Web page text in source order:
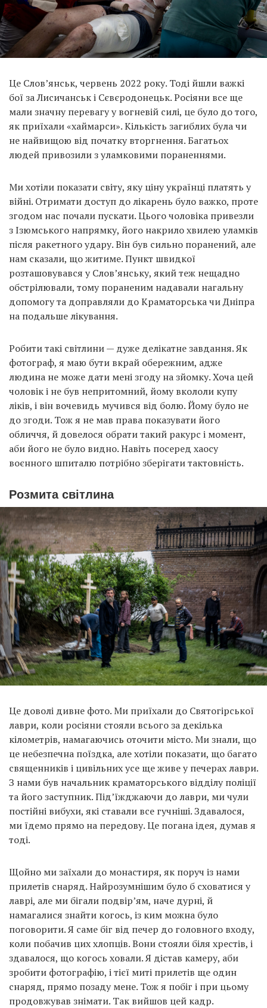
Це Слов’янськ, червень 2022 року. Тоді йшли важкі
бої за Лисичанськ і Сєвєродонецьк. Росіяни все ще
мали значну перевагу у вогневій силі, це було до того,
як приїхали «хаймарси». Кількість загиблих була чи
не найвищою від початку вторгнення. Багатьох
людей привозили з уламковими пораненнями.
Ми хотіли показати світу, яку ціну українці платять у
війні. Отримати доступ до лікарень було важко, проте
згодом нас почали пускати. Цього чоловіка привезли
з Ізюмського напрямку, його накрило хвилею уламків
після ракетного удару. Він був сильно поранений, але
нам сказали, що житиме. Пункт швидкої
розташовувався у Слов’янську, який теж нещадно
обстрілювали, тому пораненим надавали нагальну
допомогу та доправляли до Краматорська чи Дніпра
на подальше лікування.
Робити такі світлини — дуже делікатне завдання. Як
фотограф, я маю бути вкрай обережним, адже
людина не може дати мені згоду на зйомку. Хоча цей
чоловік і не був непритомний, йому вкололи купу
ліків, і він вочевидь мучився від болю. Йому було не
до згоди. Тож я не мав права показувати його
обличчя, й довелося обрати такий ракурс і момент,
аби його не було видно. Навіть посеред хаосу
воєнного шпиталю потрібно зберігати тактовність.
Розмита світлина
Це доволі дивне фото. Ми приїхали до Святогірської
лаври, коли росіяни стояли всього за декілька
кілометрів, намагаючись оточити місто. Ми знали, що
це небезпечна поїздка, але хотіли показати, що багато
священників і цивільних усе ще живе у печерах лаври.
З нами був начальник краматорського відділу поліції
та його заступник. Під’їжджаючи до лаври, ми чули
постійні вибухи, які ставали все гучніші. Здавалося,
ми їдемо прямо на передову. Це погана ідея, думав я
тоді.
Щойно ми заїхали до монастиря, як поруч із нами
прилетів снаряд. Найрозумнішим було б сховатися у
лаврі, але ми бігали подвір’ям, наче дурні, й
намагалися знайти когось, із ким можна було
поговорити. Я саме біг від печер до головного входу,
коли побачив цих хлопців. Вони стояли біля хрестів, і
здавалося, що когось ховали. Я дістав камеру, аби
зробити фотографію, і тієї миті прилетів ще один
снаряд, прямо позаду мене. Тож я побіг і при цьому
продовжував знімати. Так вийшов цей кадр.